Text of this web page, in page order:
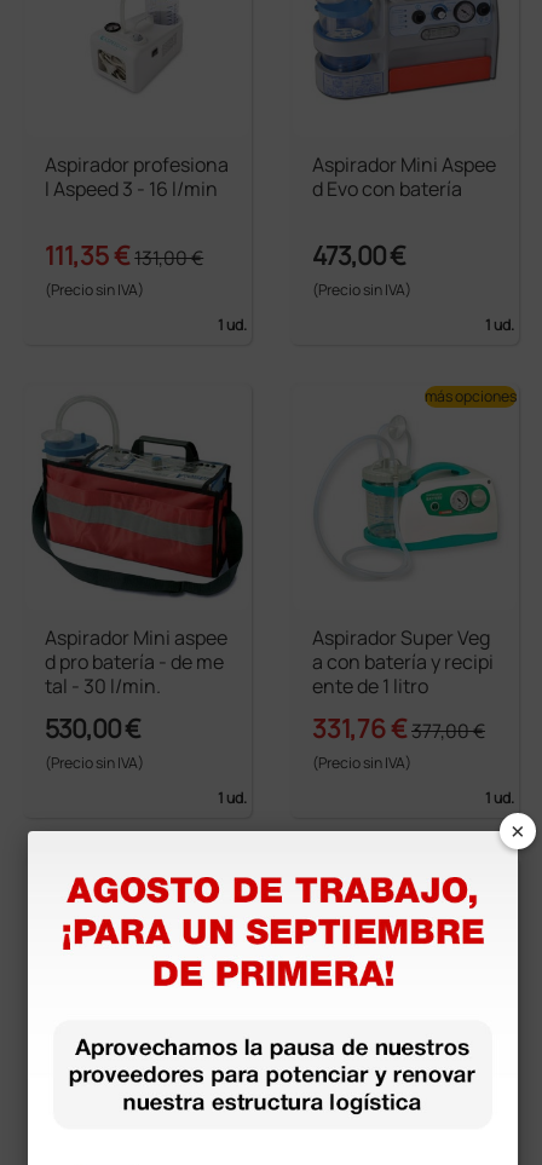
Aspirador profesiona
l Aspeed 3 - 16 l/min
111,35 €131,00 €
(Precio sin IVA)
1 ud.
Aspirador Mini Aspee
d Evo con batería
473,00 €
(Precio sin IVA)
1 ud.
Aspirador Mini aspee
d pro batería - de me
tal - 30 l/min.
530,00 €
(Precio sin IVA)
1 ud.
Aspirador Super Veg
a con batería y recipi
ente de 1 litro
331,76 €377,00 €
(Precio sin IVA)
1 ud.
más opciones
Aspirador Super Veg
Supervega Evo
×